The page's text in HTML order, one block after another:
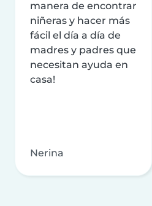
manera de encontrar
niñeras y hacer más
fácil el día a día de
madres y padres que
necesitan ayuda en
casa!
Nerina